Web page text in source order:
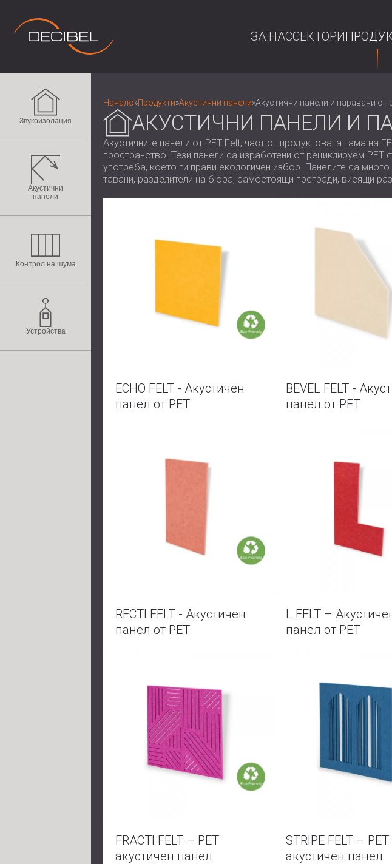
ЗА НАССЕКТОРИ
Звукоизолация
Акустични
панели
Контрол на шума
Устройства
Начало»Продукти»Акустични панели»Акустични панели и паравани от
АКУСТИЧНИ ПАНЕЛИ И
Акустичните панели от PET Felt, част от продуктовата гама на
пространство. Тези панели са изработени от рециклируем
употреба, което ги прави екологичен избор. Панелите са
тавани, разделители на бюра, самостоящи прегради, висящи
ECHO FELT - Акустичен
панел от PET
BEVEL FELT -
панел от PET
RECTI FELT - Акустичен
панел от PET
L FELT –
панел от PET
FRACTI FELT – PET
акустичен панел
STRIPE FELT – PET
акустичен панел